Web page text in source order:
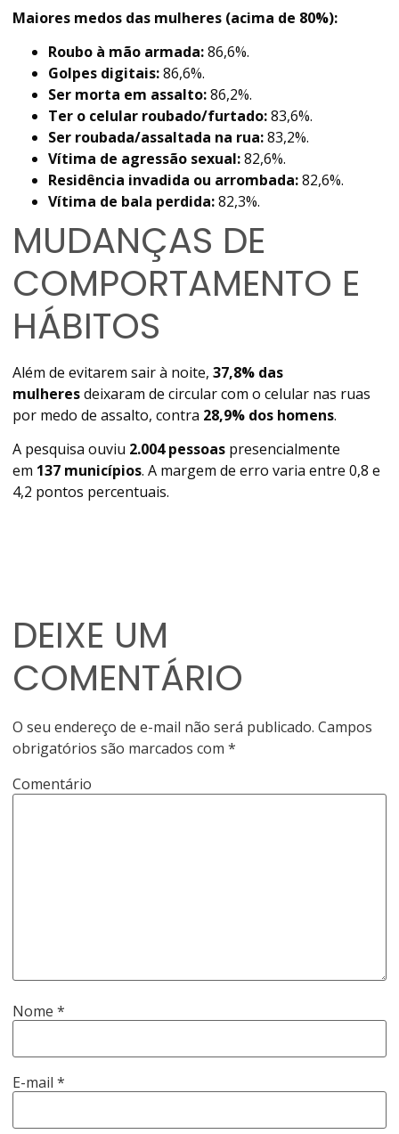
Maiores medos das mulheres (acima de 80%):
Roubo à mão armada:86,6%.
Golpes digitais:86,6%.
Ser morta em assalto:86,2%.
Ter o celular roubado/furtado:83,6%.
Ser roubada/assaltada na rua:83,2%.
Vítima de agressão sexual:82,6%.
Residência invadida ou arrombada:82,6%.
Vítima de bala perdida:82,3%.
MUDANÇAS DE
COMPORTAMENTO E
HÁBITOS
Além de evitarem sair à noite,37,8% das
mulheresdeixaram de circular com o celular nas ruas
por medo de assalto, contra 28,9% dos homens.
A pesquisa ouviu 2.004 pessoas presencialmente
em 137 municípios. A margem de erro varia entre 0,8 e
4,2 pontos percentuais.
DEIXE UM
COMENTÁRIO
O seu endereço de e-mail não será publicado. Campos
obrigatórios são marcados com*
Comentário
Nome*
E-mail*